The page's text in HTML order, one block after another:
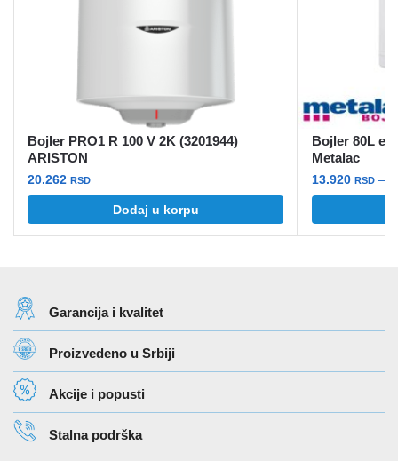
Bojler PRO1 R 100 V 2K (3201944)
ARISTON
20.262 RSD
Dodaj u korpu
Bojler 80L
Metalac
13.920 RSD –
Garancija i kvalitet
Proizvedeno u Srbiji
Akcije i popusti
Stalna podrška